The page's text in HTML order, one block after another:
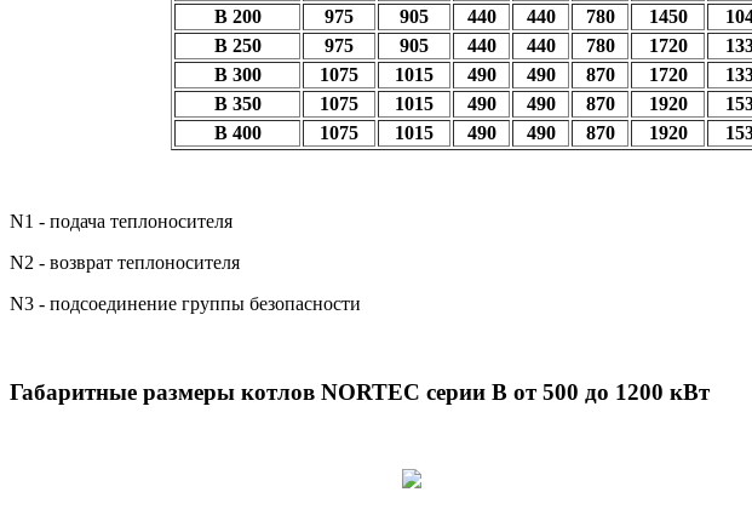
B 200
975 905 440 440 780 1450
B 250
975 905 440 440 780 1720
B 300
1075 1015 490 490 870 1720
B 350
1075 1015 490 490 870 1920
B 400
1075 1015 490 490 870 1920
N1 - подача теплоносителя
N2 - возврат теплоносителя
N3 - подсоединение группы безопасности
Габаритные размеры котлов NORTEC серии B от 500 до 1200 кВт